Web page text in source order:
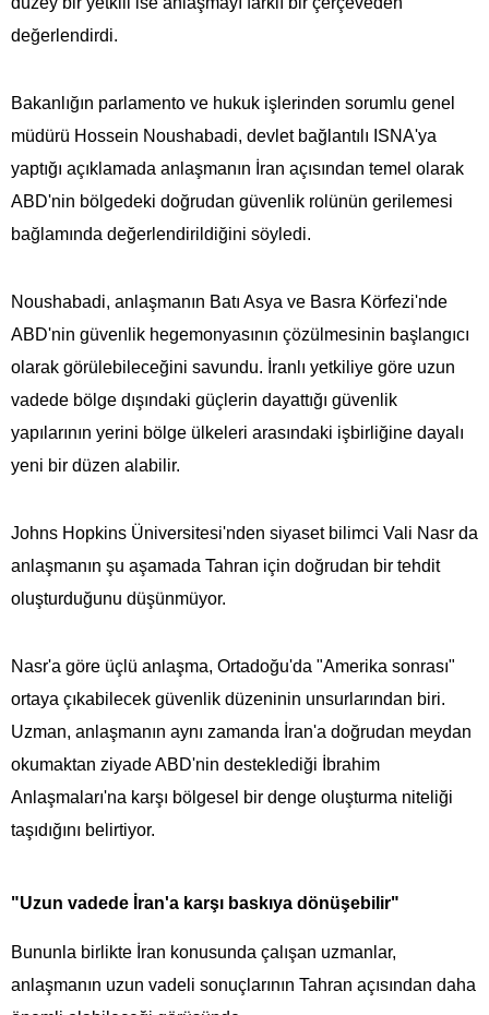
değerlendirdi.
Bakanlığın parlamento ve hukuk işlerinden sorumlu genel
müdürü Hossein Noushabadi, devlet bağlantılı ISNA'ya
yaptığı açıklamada anlaşmanın İran açısından temel olarak
ABD'nin bölgedeki doğrudan güvenlik rolünün gerilemesi
bağlamında değerlendirildiğini söyledi.
Noushabadi, anlaşmanın Batı Asya ve Basra Körfezi'nde
ABD'nin güvenlik hegemonyasının çözülmesinin başlangıcı
olarak görülebileceğini savundu. İranlı yetkiliye göre uzun
vadede bölge dışındaki güçlerin dayattığı güvenlik
yapılarının yerini bölge ülkeleri arasındaki işbirliğine dayalı
yeni bir düzen alabilir.
Johns Hopkins Üniversitesi'nden siyaset bilimci Vali Nasr da
anlaşmanın şu aşamada Tahran için doğrudan bir tehdit
oluşturduğunu düşünmüyor.
Nasr'a göre üçlü anlaşma, Ortadoğu'da "Amerika sonrası"
ortaya çıkabilecek güvenlik düzeninin unsurlarından biri.
Uzman, anlaşmanın aynı zamanda İran'a doğrudan meydan
okumaktan ziyade ABD'nin desteklediği İbrahim
Anlaşmaları'na karşı bölgesel bir denge oluşturma niteliği
taşıdığını belirtiyor.
"Uzun vadede İran'a karşı baskıya dönüşebilir"
Bununla birlikte İran konusunda çalışan uzmanlar,
anlaşmanın uzun vadeli sonuçlarının Tahran açısından daha